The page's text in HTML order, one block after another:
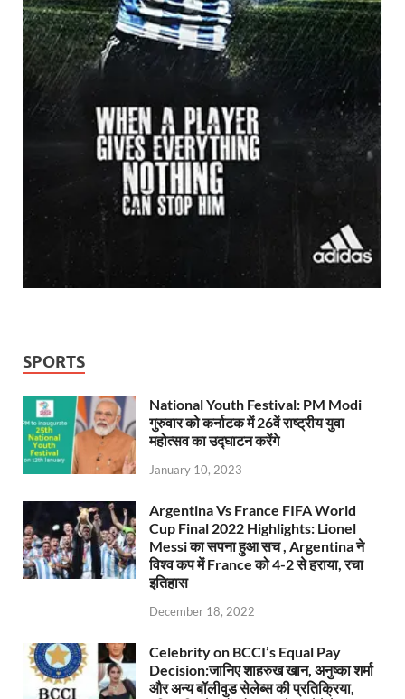
SPORTS
National Youth Festival: PM Modi
गुरुवार को कर्नाटक में 26वें राष्ट्रीय युवा
महोत्सव का उद्घाटन करेंगे
January 10, 2023
Argentina Vs France FIFA World
Cup Final 2022 Highlights: Lionel
Messi का सपना हुआ सच , Argentina ने
विश्व कप में France को 4-2 से हराया, रचा
इतिहास
December 18, 2022
Celebrity on BCCI’s Equal Pay
Decision:जानिए शाहरुख खान, अनुष्का शर्मा
और अन्य बॉलीवुड सेलेब्स की प्रतिक्रिया,